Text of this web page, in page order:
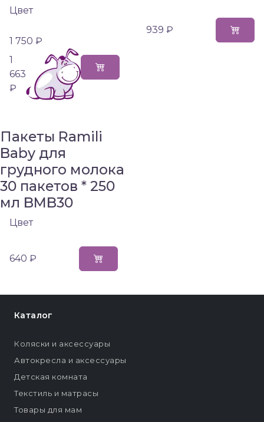
Цвет
1 750 ₽
1
663
₽
939 ₽
Пакеты Ramili
Baby для
грудного молока
30 пакетов * 250
мл BMB30
Цвет
640 ₽
Каталог
Коляски и аксессуары
Автокресла и аксессуары
Детская комната
Текстиль и матрасы
Товары для мам